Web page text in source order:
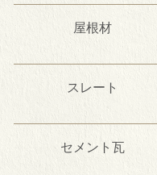
屋根材
スレート
セメント瓦